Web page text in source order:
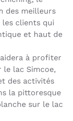
des meilleurs
clients qui
et haut de
à profiter
le lac Simcoe,
des activités
la pittoresque
sur le lac